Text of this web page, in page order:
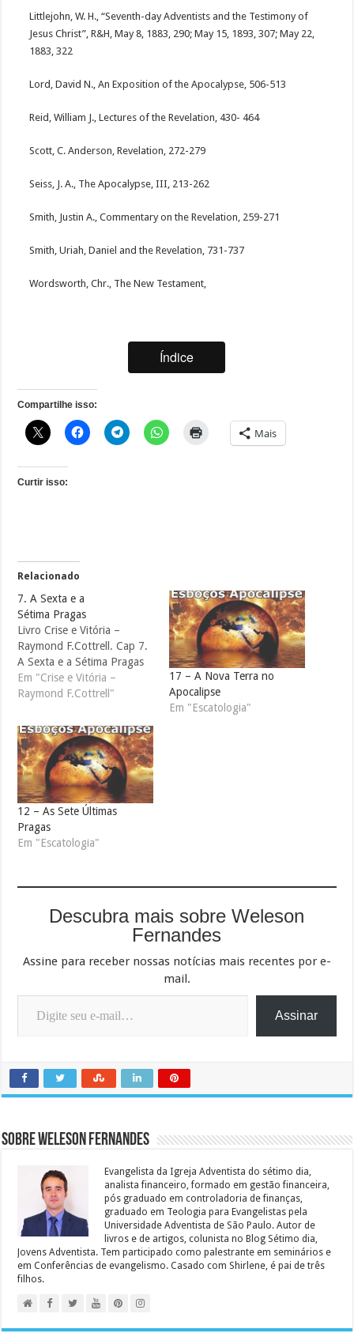
Littlejohn, W. H., “Seventh-day Adventists and the Testimony of
Jesus Christ”, R&H, May 8, 1883, 290; May 15, 1893, 307; May 22,
1883, 322
Lord, David N., An Exposition of the Apocalypse, 506-513
Reid, William J., Lectures of the Revelation, 430- 464
Scott, C. Anderson, Revelation, 272-279
Seiss, J. A., The Apocalypse, III, 213-262
Smith, Justin A., Commentary on the Revelation, 259-271
Smith, Uriah, Daniel and the Revelation, 731-737
Wordsworth, Chr., The New Testament,
Índice
Compartilhe isso:
Mais
Curtir isso:
Relacionado
7. A Sexta e a
Sétima Pragas
Livro Crise e Vitória –
Raymond F.Cottrell. Cap 7.
A Sexta e a Sétima Pragas
Em "Crise e Vitória –
Raymond F.Cottrell"
17 – A Nova Terra no
Apocalipse
Em "Escatologia"
12 – As Sete Últimas
Pragas
Em "Escatologia"
Descubra mais sobre Weleson
Fernandes
Assine para receber nossas notícias mais recentes por e-
mail.
Digite seu e-mail…
Assinar
Sobre Weleson Fernandes
Evangelista da Igreja Adventista do sétimo dia,
analista financeiro, formado em gestão financeira,
pós graduado em controladoria de finanças,
graduado em Teologia para Evangelistas pela
Universidade Adventista de São Paulo. Autor de
livros e de artigos, colunista no Blog Sétimo dia,
Jovens Adventista. Tem participado como palestrante em seminários e
em Conferências de evangelismo. Casado com Shirlene, é pai de três
filhos.